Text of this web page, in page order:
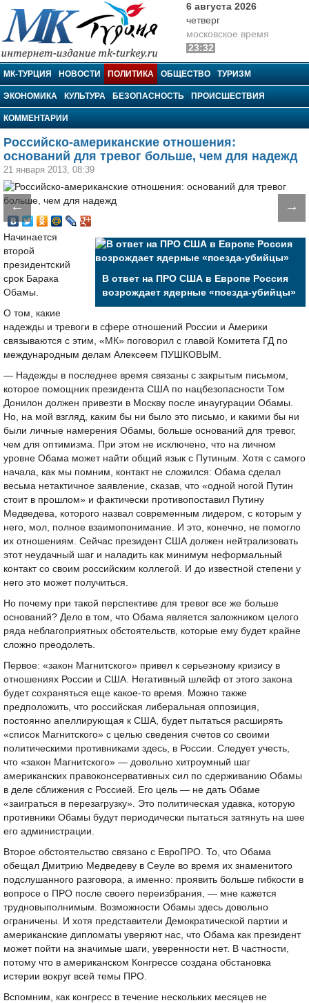
МК-Турция
6 августа 2026
четверг
московское время
23:32
МК-ТУРЦИЯ НОВОСТИ ПОЛИТИКА ОБЩЕСТВО ТУРИЗМ
ЭКОНОМИКА КУЛЬТУРА БЕЗОПАСНОСТЬ ПРОИСШЕСТВИЯ
КОММЕНТАРИИ
Российско-американские отношения:
оснований для тревог больше, чем для надежд
21 января 2013, 08:39
← →
В ответ на ПРО США в Европе Россия
возрождает ядерные «поезда-убийцы»
Начинается
второй
президентский
срок Барака
Обамы.
О том, какие
надежды и тревоги в сфере отношений России и Америки
связываются с этим, «МК» поговорил с главой Комитета ГД по
международным делам Алексеем ПУШКОВЫМ.
— Надежды в последнее время связаны с закрытым письмом,
которое помощник президента США по нацбезопасности Том
Донилон должен привезти в Москву после инаугурации Обамы.
Но, на мой взгляд, каким бы ни было это письмо, и какими бы ни
были личные намерения Обамы, больше оснований для тревог,
чем для оптимизма. При этом не исключено, что на личном
уровне Обама может найти общий язык с Путиным. Хотя с самого
начала, как мы помним, контакт не сложился: Обама сделал
весьма нетактичное заявление, сказав, что «одной ногой Путин
стоит в прошлом» и фактически противопоставил Путину
Медведева, которого назвал современным лидером, с которым у
него, мол, полное взаимопонимание. И это, конечно, не помогло
их отношениям. Сейчас президент США должен нейтрализовать
этот неудачный шаг и наладить как минимум неформальный
контакт со своим российским коллегой. И до известной степени у
него это может получиться.
Но почему при такой перспективе для тревог все же больше
оснований? Дело в том, что Обама является заложником целого
ряда неблагоприятных обстоятельств, которые ему будет крайне
сложно преодолеть.
Первое: «закон Магнитского» привел к серьезному кризису в
отношениях России и США. Негативный шлейф от этого закона
будет сохраняться еще какое-то время. Можно также
предположить, что российская либеральная оппозиция,
постоянно апеллирующая к США, будет пытаться расширять
«список Магнитского» с целью сведения счетов со своими
политическими противниками здесь, в России. Следует учесть,
что «закон Магнитского» — довольно хитроумный шаг
американских правоконсервативных сил по сдерживанию Обамы
в деле сближения с Россией. Его цель — не дать Обаме
«заиграться в перезагрузку». Это политическая удавка, которую
противники Обамы будут периодически пытаться затянуть на шее
его администрации.
Второе обстоятельство связано с ЕвроПРО. То, что Обама
обещал Дмитрию Медведеву в Сеуле во время их знаменитого
подслушанного разговора, а именно: проявить больше гибкости в
вопросе о ПРО после своего переизбрания, — мне кажется
трудновыполнимым. Возможности Обамы здесь довольно
ограничены. И хотя представители Демократической партии и
американские дипломаты уверяют нас, что Обама как президент
может пойти на значимые шаги, уверенности нет. В частности,
потому что в американском Конгрессе создана обстановка
истерии вокруг всей темы ПРО.
Вспомним, как конгресс в течение нескольких месяцев не